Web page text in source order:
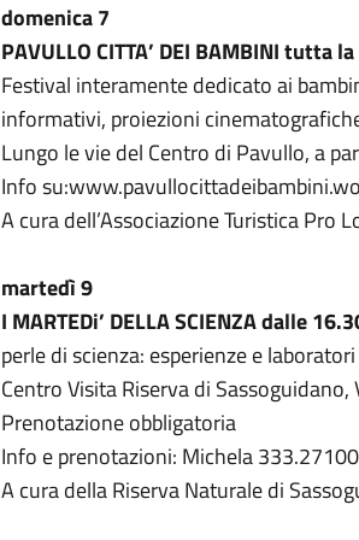
domenica 7
PAVULLO CITTA’ DEI BAMBINI tutta
Festival interamente dedicato ai
informativi, proiezioni
Lungo le vie del Centro di Pavullo, a
Info
A cura dell’Associazione Turistica Pro
martedì 9
I MARTEDi’ DELLA SCIENZA dalle
perle di scienza: esperienze e laboratori
Centro Visita Riserva di Sassoguidano,
Prenotazione obbligatoria
Info e prenotazioni: Michela
A cura della Riserva Naturale di